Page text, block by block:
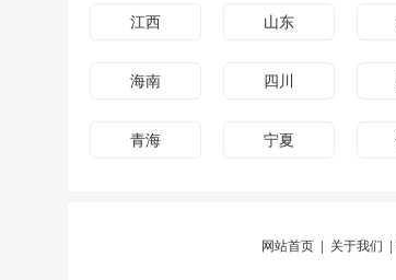
江西 山东
海南 四川
青海 宁夏
网站首页| 关于我们